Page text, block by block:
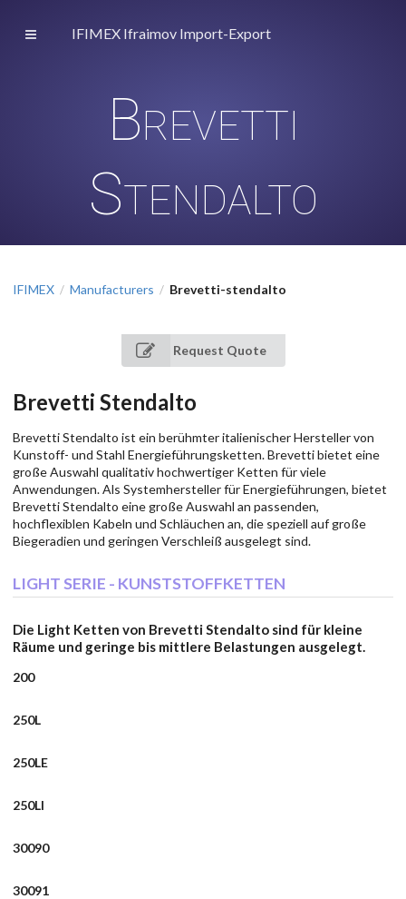
IFIMEX Ifraimov Import-Export
Brevetti
Stendalto
IFIMEX / Manufacturers / Brevetti-stendalto
Request Quote
Brevetti Stendalto
Brevetti Stendalto ist ein berühmter italienischer Hersteller von
Kunstoff- und Stahl Energieführungsketten. Brevetti bietet eine
große Auswahl qualitativ hochwertiger Ketten für viele
Anwendungen. Als Systemhersteller für Energieführungen, bietet
Brevetti Stendalto eine große Auswahl an passenden,
hochflexiblen Kabeln und Schläuchen an, die speziell auf große
Biegeradien und geringen Verschleiß ausgelegt sind.
LIGHT SERIE - KUNSTSTOFFKETTEN
Die Light Ketten von Brevetti Stendalto sind für kleine
Räume und geringe bis mittlere Belastungen ausgelegt.
200
250L
250LE
250LI
30090
30091